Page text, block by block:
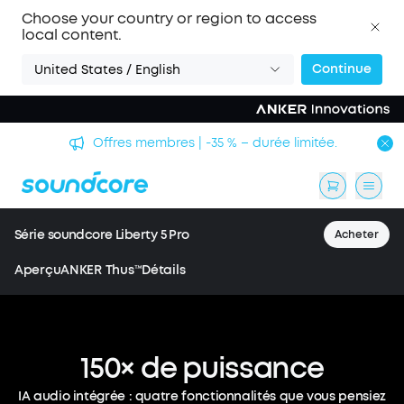
Choose your country or region to access
local content.
United States / English Continue
Offres membres | -35 % – durée limitée.
Série soundcore Liberty 5 Pro Acheter
AperçuANKER Thus™Détails
Liberty 5 Pro / Liberty 5 Pro Max
150×de puissance
IA audio intégrée : quatre fonctionnalités que vous pensiez